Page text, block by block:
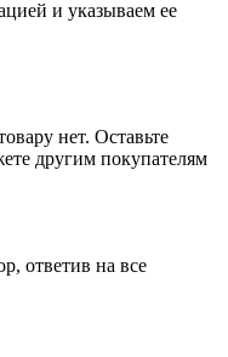
и указываем ее
нет. Оставьте
другим покупателям
ответив на все